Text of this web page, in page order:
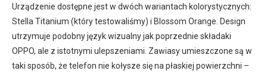
Urządzenie dostępne jest w dwóch wariantach kolorystycznych:
Stella Titanium (który testowaliśmy) i Blossom Orange. Design
utrzymuje podobny język wizualny jak poprzednie składaki
OPPO, ale z istotnymi ulepszeniami. Zawiasy umieszczone są w
taki sposób, że telefon nie kołysze się na płaskiej powierzchni –